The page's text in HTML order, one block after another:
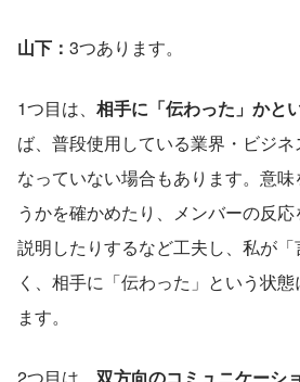
山下： 3つあります。
1つ目は、 相手に「伝わった」かと
ば、普段使用している業界・ビジ
なっていない場合もあります。意
うかを確かめたり、メンバーの反
説明したりするなど工夫し、私が
く、相手に「伝わった」という状
ます。
2つ目は、 双方向のコミュニケーシ